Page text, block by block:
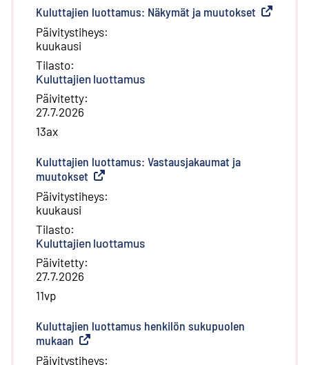
Kuluttajien luottamus: Näkymät ja muutokset Ulkoinen
Päivitystiheys:
kuukausi
Tilasto:
Kuluttajien luottamus
Päivitetty:
27.7.2026
13ax
Kuluttajien luottamus: Vastausjakaumat ja
muutokset Ulkoinen linkki
Päivitystiheys:
kuukausi
Tilasto:
Kuluttajien luottamus
Päivitetty:
27.7.2026
11vp
Kuluttajien luottamus henkilön sukupuolen
mukaan Ulkoinen linkki
Päivitystiheys: